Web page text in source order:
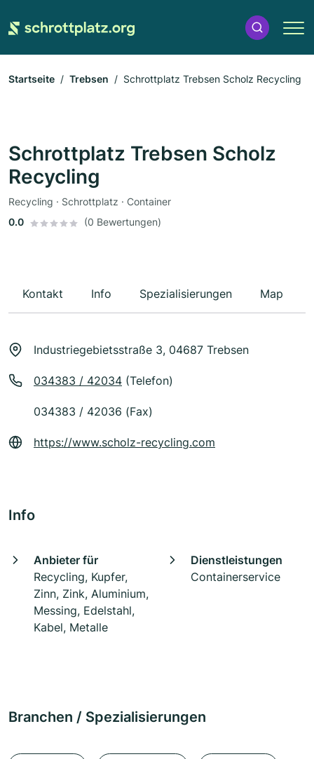
Startseite Trebsen Schrottplatz Trebsen Scholz Recycling
Schrottplatz Trebsen Scholz
Recycling
Recycling · Schrottplatz · Container
0.0
(0 Bewertungen)
Kontakt Info Spezialisierungen Map
Industriegebietsstraße 3, 04687 Trebsen
034383 / 42034 (Telefon)
034383 / 42036 (Fax)
https://www.scholz-recycling.com
Info
Anbieter für
Recycling, Kupfer,
Zinn, Zink, Aluminium,
Messing, Edelstahl,
Kabel, Metalle
Dienstleistungen
Containerservice
Branchen / Spezialisierungen